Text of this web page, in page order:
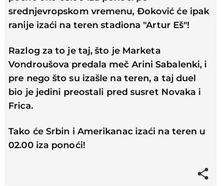
srednjevropskom vremenu, Đoković će ipak
ranije izaći na teren stadiona "Artur Eš"!
Razlog za to je taj, što je Marketa
Vondroušova predala meč Arini Sabalenki, i
pre nego što su izašle na teren, a taj duel
bio je jedini preostali pred susret Novaka i
Frica.
Tako će Srbin i Amerikanac izaći na teren u
02.00 iza ponoći!